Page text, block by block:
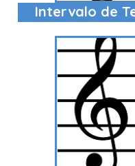
Intervalo de